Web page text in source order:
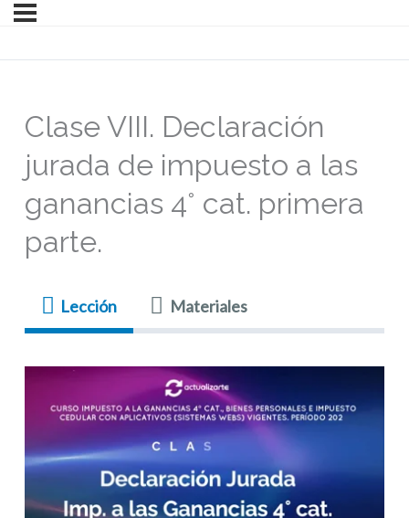
Clase VIII. Declaración
jurada de impuesto a las
ganancias 4° cat. primera
parte.
Lección Materiales